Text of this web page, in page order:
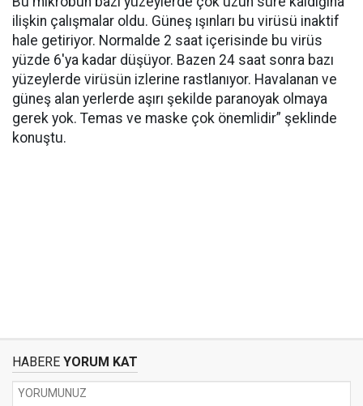
ilişkin çalışmalar oldu. Güneş ışınları bu virüsü inaktif
hale getiriyor. Normalde 2 saat içerisinde bu virüs
yüzde 6'ya kadar düşüyor. Bazen 24 saat sonra bazı
yüzeylerde virüsün izlerine rastlanıyor. Havalanan ve
güneş alan yerlerde aşırı şekilde paranoyak olmaya
gerek yok. Temas ve maske çok önemlidir” şeklinde
konuştu.
HABERE YORUM KAT